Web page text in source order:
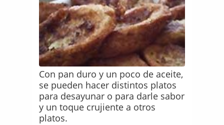
Con pan duro y un poco de aceite,
se pueden hacer distintos platos
para desayunar o para darle sabor
y un toque crujiente a otros
platos.